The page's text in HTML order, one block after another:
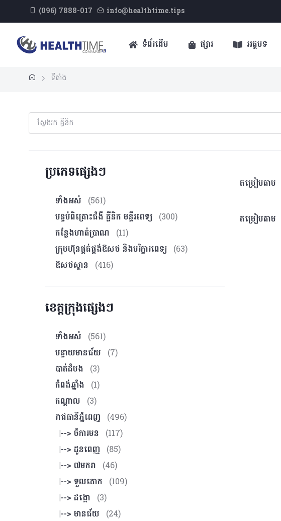
(096) 7888-017 info@healthtime.tips
ទំព័រដើម ផ្សារ អត្ថបទ
ទីតាំង
ប្រភេទផ្សេងៗ
ទាំងអស់
(561)
បន្ទប់ពិគ្រោះ​ជំងឺ គ្លីនិក មន្ទីរពេទ្យ (300)
កន្លែងហាត់ប្រាណ
(11)
ក្រុមហ៊ុនផ្គត់ផ្គង់ឱសថ និងបរិក្ខារពេទ្យ (63)
ឱសថស្ថាន
(416)
ខេត្តក្រុងផ្សេងៗ
ទាំងអស់
(561)
បន្ទាយមានជ័យ
(7)
បាត់ដំបង
(3)
កំពង់ឆ្នាំង
(1)
កណ្ដាល
(3)
រាជធានីភ្នំពេញ
(496)
|--> ចំការមន
(117)
|--> ដូនពេញ
(85)
|--> ៧មករា
(46)
|--> ទួលគោក
(109)
|--> ដង្កោ
(3)
|--> មានជ័យ
(24)
តម្រៀបតាម
តម្រៀបតាម